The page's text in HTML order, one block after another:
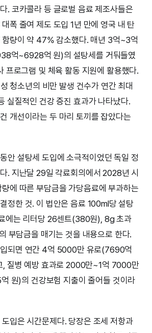
. 코카콜라 등 글로벌 음료 제조사들은
폭 줄여 제도 도입 1년 만에 영국 내 탄
함량이 약 47% 감소했다. 매년 3억~3억
억~6928억 원)의 설탕세를 거둬들였
프로그램 및 체육 활동 지원에 활용했다.
청소년의 비만 발생 건수가 연간 최대
실질적인 건강 증진 효과가 나타났다.
개선이라는 두 마리 토끼를 잡았다는
안 설탕세 도입에 소극적이었던 독일 정
. 지난달 29일 각료회의에서 2028년 시
에 따른 부담금을 가당음료에 부과하는
정한 것. 이 법안은 음료 100ml당 설탕
에는 리터당 26센트(380원), 8g 초과
부담금을 매기는 것을 내용으로 한다.
되면 연간 4억 5000만 유로(7690억
, 질병 예방 효과로 2000만~1억 7000만
원)의 건강보험 지출이 줄어들 것이라
입은 시간문제다. 당장은 조세 저항과